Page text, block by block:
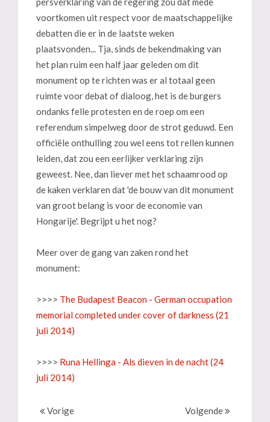
voortkomen uit respect voor de maatschappelijke
debatten die er in de laatste weken
plaatsvonden... Tja, sinds de bekendmaking van
het plan ruim een half jaar geleden om dit
monument op te richten was er al totaal geen
ruimte voor debat of dialoog, het is de burgers
ondanks felle protesten en de roep om een
referendum simpelweg door de strot geduwd. Een
officiële onthulling zou wel eens tot rellen kunnen
leiden, dat zou een eerlijker verklaring zijn
geweest. Nee, dan liever met het schaamrood op
de kaken verklaren dat 'de bouw van dit monument
van groot belang is voor de economie van
Hongarije'. Begrijpt u het nog?
Meer over de gang van zaken rond het
monument:
>>>> The Budapest Beacon - German occupation
memorial completed under cover of darkness (21
juli 2014)
>>>> Runa Hellinga - Als dieven in de nacht (24
juli 2014)
Vorige Volgende